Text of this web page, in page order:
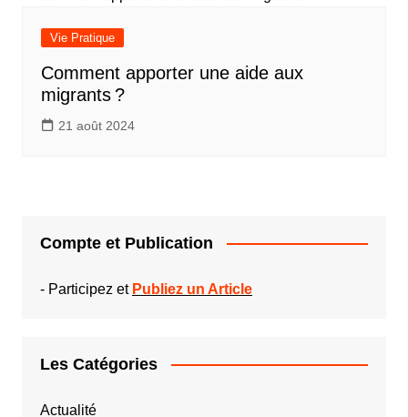
Vie Pratique
Comment apporter une aide aux
migrants ?
21 août 2024
Compte et Publication
- Participez et Publiez un Article
Les Catégories
Actualité